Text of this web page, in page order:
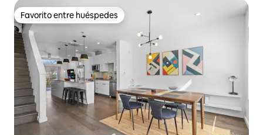
Favorito entre huéspedes
Favorito entre huéspedes